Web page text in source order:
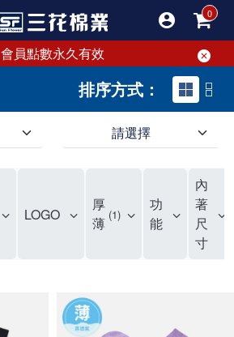
會員點數永久有效
排序方式：
請選擇
LOGO
厚
薄 1
功
能
內
著
尺
寸